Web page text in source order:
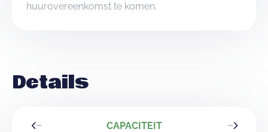
huurovereenkomst te komen.
Details
CAPACITEIT